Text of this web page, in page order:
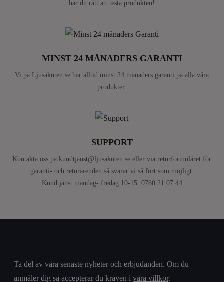
har du rätt att testa produkten!
MINST 24 MÅNADERS GARANTI
Vi på Ljusakuten.se har alltid minst 24 månaders garanti på alla våra
produkter.
SUPPORT
Kontakta oss på kundtjanst@ljusakuten.se eller via returformuläret för
garanti- och returärenden så svarar vi så fort som möjligt.
Kundtjänst måndag- fredag 10-15. 0760 21 07 44
Ta del av våra senaste nyheter och erbjudanden. Om du
anmäler dig så accepterar du kraven i våra villkor.